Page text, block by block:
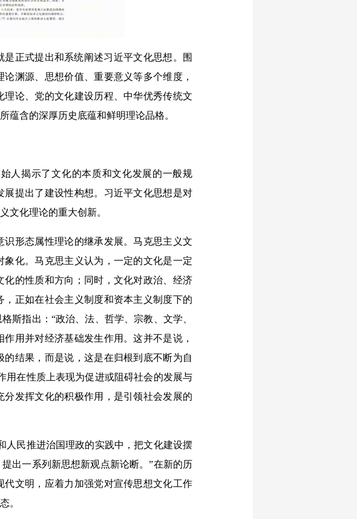
正式提出和系统阐述习近平文化思想。围
渊源、思想价值、重要意义等多个维度，
论、党的文化建设历程、中华优秀传统文
蕴含的深厚历史底蕴和鲜明理论品格。
揭示了文化的本质和文化发展的一般规
提出了建设性构想。习近平文化思想是对
文化理论的重大创新。
形态属性理论的继承发展。马克思主义文
化。马克思主义认为，一定的文化是一定
的性质和方向；同时，文化对政治、经济
正如在社会主义制度和资本主义制度下的
斯指出：“政治、法、哲学、宗教、文学、
用并对经济基础发生作用。这并不是说，
结果，而是说，这是在归根到底不断为自
用在性质上表现为促进或阻碍社会的发展与
发挥文化的积极作用，是引领社会发展的
民推进治国理政的实践中，把文化建设摆
出一系列新思想新观点新论断。”在新的历
文明，应着力加强党对宣传思想文化工作
。